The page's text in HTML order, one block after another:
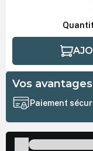
Vos avantages
Paiement